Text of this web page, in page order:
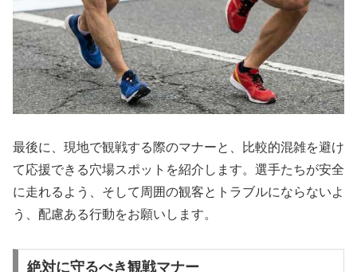
最後に、現地で観戦する際のマナーと、比較的混雑を避け
て応援できる穴場スポットを紹介します。選手たちが安全
に走れるよう、そして周囲の観客とトラブルにならないよ
う、配慮ある行動をお願いします。
絶対に守るべき観戦マナー